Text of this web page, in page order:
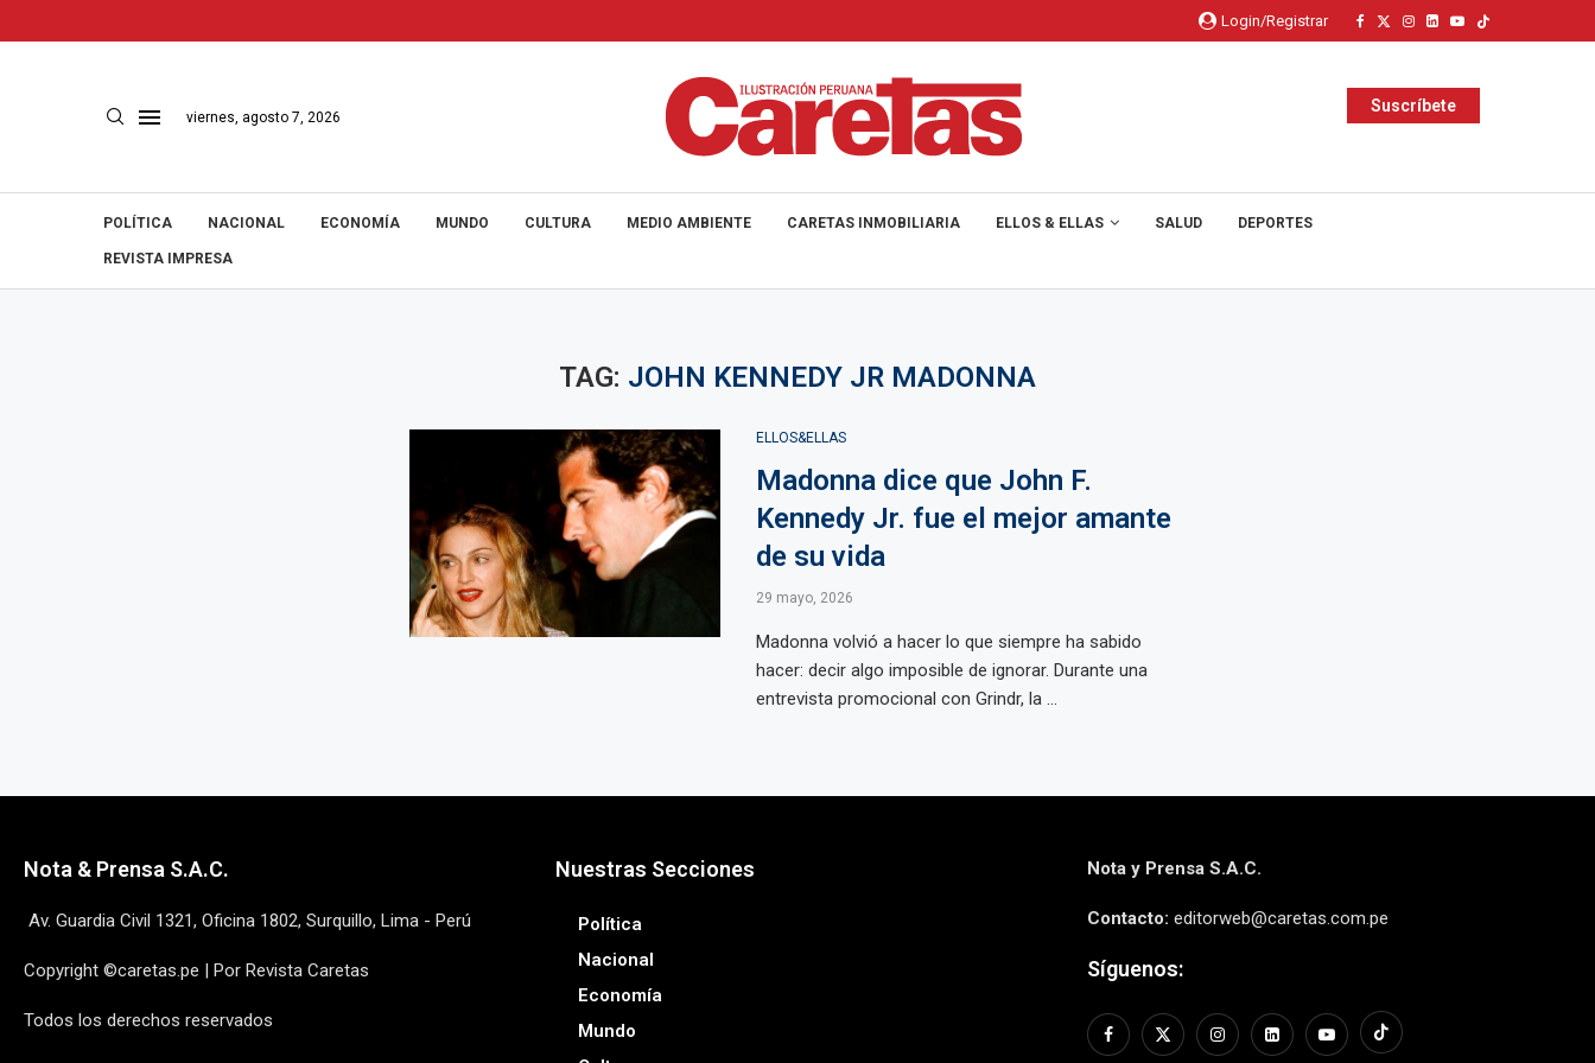
Login/Registrar
viernes, agosto 7, 2026
Suscríbete
POLÍTICA NACIONAL ECONOMÍA MUNDO CULTURA MEDIO AMBIENTE CARETAS INMOBILIARIA ELLOS & ELLAS SALUD DEPORTES
REVISTA IMPRESA
TAG: JOHN KENNEDY JR MADONNA
ELLOS&ELLAS
Madonna dice que John F.
Kennedy Jr. fue el mejor amante
de su vida
29 mayo, 2026
Madonna volvió a hacer lo que siempre ha sabido
hacer: decir algo imposible de ignorar. Durante una
entrevista promocional con Grindr, la ...
Nota & Prensa S.A.C.
Av. Guardia Civil 1321, Oficina 1802, Surquillo, Lima - Perú
Copyright ©caretas.pe | Por Revista Caretas
Todos los derechos reservados
Nuestras Secciones
Política
Nacional
Economía
Mundo
Nota y Prensa S.A.C.
Contacto: editorweb@caretas.com.pe
Síguenos: